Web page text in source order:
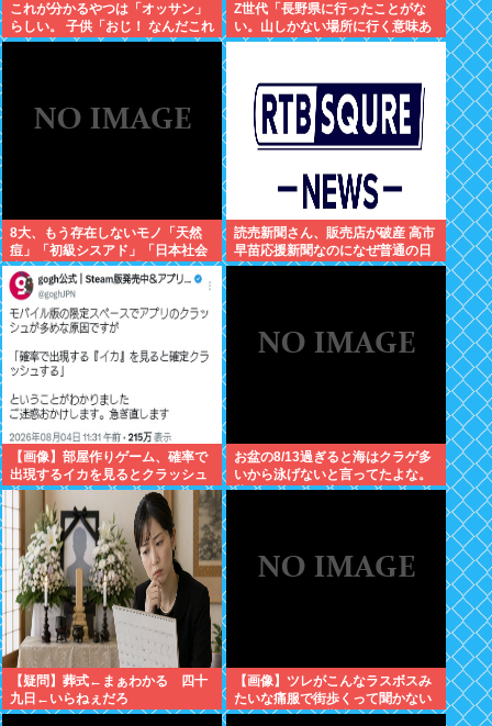
これが分かるやつは「オッサン」
らしい。 子供「おじ！ なんだこれ
は！」
Z世代「長野県に行ったことがな
い。山しかない場所に行く意味あ
る？」←これ
8大、もう存在しないモノ「天然
痘」「初級シスアド」「日本社会
党」「コンパイル」「AmPm」
「ジャスコ」「共立薬科大学」
読売新聞さん、販売店が破産 高市
早苗応援新聞なのになぜ普通の日
本人は買い支えないの？
【画像】部屋作りゲーム、確率で
出現するイカを見るとクラッシュ
する不具合が発生ｗｗｗ
お盆の8/13過ぎると海はクラゲ多
いから泳げないと言ってたよな。
昔お盆過ぎると寒くなっていたし
【疑問】葬式←まぁわかる 四十
九日←いらねぇだろ
【画像】ツレがこんなラスボスみ
たいな痛服で街歩くって聞かない
んやが、ガチで勘弁して欲しい